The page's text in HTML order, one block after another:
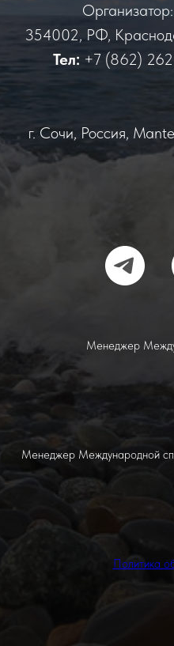
354002, РФ,
Тел: +7 (862)
г. Сочи, Россия,
Менеджер
Менеджер Международной
Политика